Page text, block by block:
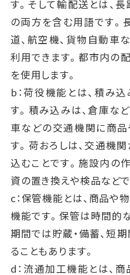
す。そして輸配送とは、
の両方を含む用語です。
道、航空機、貨物自動車
利用できます。都市内の
を使用します。
b：荷役機能とは、積み
す。積み込みは、倉庫な
車などの交通機関に商
す。荷おろしは、交通機
込むことです。施設内の
資の置き換えや検品などで
c：保管機能とは、商品や
機能です。保管は時間的
期間では貯蔵・備蓄、短
ることもあります。
d：流通加工機能とは、